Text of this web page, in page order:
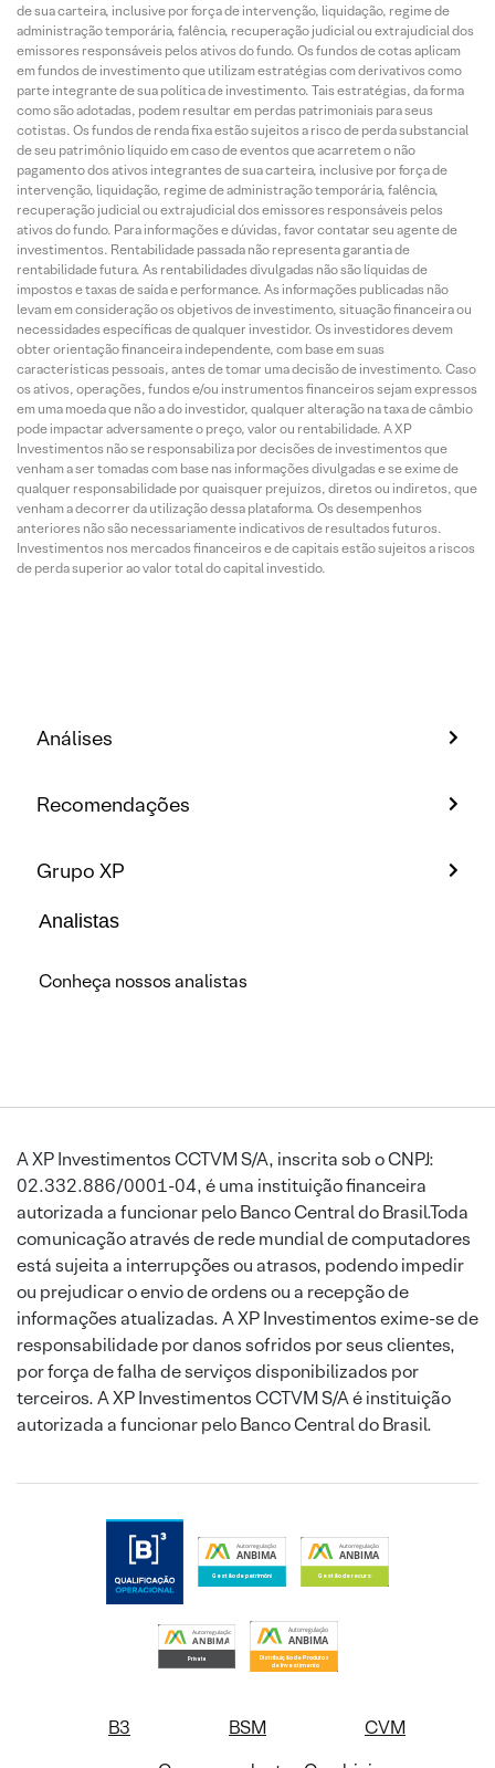
de sua carteira, inclusive por força de intervenção, liquidação, regime de
administração temporária, falência, recuperação judicial ou extrajudicial dos
emissores responsáveis pelos ativos do fundo. Os fundos de cotas aplicam
em fundos de investimento que utilizam estratégias com derivativos como
parte integrante de sua política de investimento. Tais estratégias, da forma
como são adotadas, podem resultar em perdas patrimoniais para seus
cotistas. Os fundos de renda fixa estão sujeitos a risco de perda substancial
de seu patrimônio líquido em caso de eventos que acarretem o não
pagamento dos ativos integrantes de sua carteira, inclusive por força de
intervenção, liquidação, regime de administração temporária, falência,
recuperação judicial ou extrajudicial dos emissores responsáveis pelos
ativos do fundo. Para informações e dúvidas, favor contatar seu agente de
investimentos. Rentabilidade passada não representa garantia de
rentabilidade futura. As rentabilidades divulgadas não são líquidas de
impostos e taxas de saída e performance. As informações publicadas não
levam em consideração os objetivos de investimento, situação financeira ou
necessidades específicas de qualquer investidor. Os investidores devem
obter orientação financeira independente, com base em suas
características pessoais, antes de tomar uma decisão de investimento. Caso
os ativos, operações, fundos e/ou instrumentos financeiros sejam expressos
em uma moeda que não a do investidor, qualquer alteração na taxa de câmbio
pode impactar adversamente o preço, valor ou rentabilidade. A XP
Investimentos não se responsabiliza por decisões de investimentos que
venham a ser tomadas com base nas informações divulgadas e se exime de
qualquer responsabilidade por quaisquer prejuízos, diretos ou indiretos, que
venham a decorrer da utilização dessa plataforma. Os desempenhos
anteriores não são necessariamente indicativos de resultados futuros.
Investimentos nos mercados financeiros e de capitais estão sujeitos a riscos
de perda superior ao valor total do capital investido.
Análises
Recomendações
Grupo XP
Analistas
Conheça nossos analistas
A XP Investimentos CCTVM S/A, inscrita sob o CNPJ:
02.332.886/0001-04, é uma instituição financeira
autorizada a funcionar pelo Banco Central do Brasil.Toda
comunicação através de rede mundial de computadores
está sujeita a interrupções ou atrasos, podendo impedir
ou prejudicar o envio de ordens ou a recepção de
informações atualizadas. A XP Investimentos exime-se de
responsabilidade por danos sofridos por seus clientes,
por força de falha de serviços disponibilizados por
terceiros. A XP Investimentos CCTVM S/A é instituição
autorizada a funcionar pelo Banco Central do Brasil.
B3 BSM
CVM